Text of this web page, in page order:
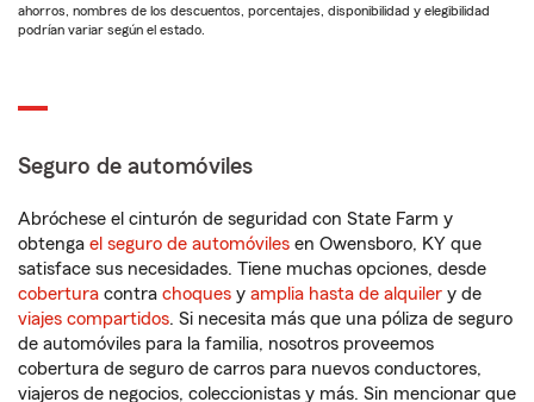
ahorros, nombres de los descuentos, porcentajes, disponibilidad y elegibilidad
podrían variar según el estado.
Seguro de automóviles
Abróchese el cinturón de seguridad con State Farm y
obtenga el seguro de automóviles en Owensboro, KY que
satisface sus necesidades. Tiene muchas opciones, desde
cobertura contra choques y amplia hasta de alquiler y de
viajes compartidos. Si necesita más que una póliza de seguro
de automóviles para la familia, nosotros proveemos
cobertura de seguro de carros para nuevos conductores,
viajeros de negocios, coleccionistas y más. Sin mencionar que